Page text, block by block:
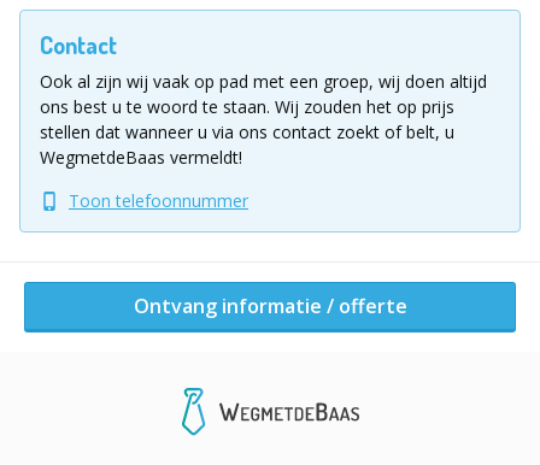
Perfect voor bedrijfsuitjes, teamuitjes,
vriendenweekenden of een familiereünie!
Durf jij het aan?Bekijk ons filmpje
Vul voor meer informatie of een vrijblijvende
offerte het aanvraagformulier in!
Ligging uitje
We kunnen werken op elke locatie!
Ontvang informatie / offerte
Contact
Ook al zijn wij vaak op pad met een groep, wij doen altijd
ons best u te woord te staan. Wij zouden het op prijs
stellen dat wanneer u via ons contact zoekt of belt, u
WegmetdeBaas vermeldt!
Toon telefoonnummer
Ontvang informatie / offerte